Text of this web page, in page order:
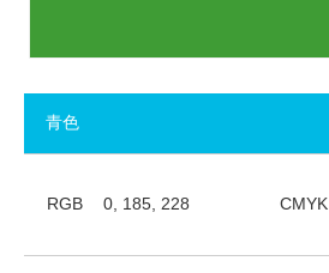
青色
RGB 0, 185, 228 CMYK